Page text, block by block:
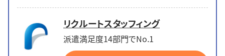
リクルートスタッフィング
派遣満足度14部門でNo.1